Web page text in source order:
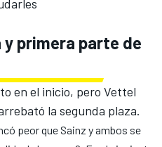
primera parte de
en el inicio, pero Vettel
la segunda plaza.
peor que Sainz y ambos se